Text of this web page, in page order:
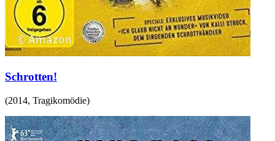
Schrotten!
(2014, Tragikomödie)